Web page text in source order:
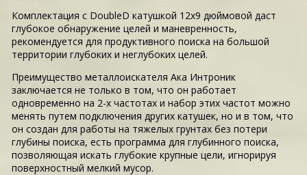
Комплектация с DoubleD катушкой 12х9 дюймовой даст
глубокое обнаружение целей и маневренность,
рекомендуется для продуктивного поиска на большой
территории глубоких и неглубоких целей.
Преимущество металлоискателя Ака Интроник
заключается не только в том, что он работает
одновременно на 2-х частотах и набор этих частот можно
менять путем подключения других катушек, но и в том, что
он создан для работы на тяжелых грунтах без потери
глубины поиска, есть программа для глубинного поиска,
позволяющая искать глубокие крупные цели, игнорируя
поверхностный мелкий мусор.